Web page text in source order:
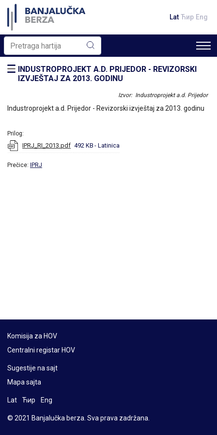
Lat Ћир Eng
INDUSTROPROJEKT A.D. PRIJEDOR - REVIZORSKI
IZVJEŠTAJ ZA 2013. GODINU
Izvor: Industroprojekt a.d. Prijedor
Industroprojekt a.d. Prijedor - Revizorski izvještaj za 2013. godinu
Prilog:
IPRJ_RI_2013.pdf 492 KB - Latinica
Prečice: IPRJ
Komisija za HOV
Centralni registar HOV
Sugestije na sajt
Mapa sajta
Lat Ћир Eng
© 2021 Banjalučka berza. Sva prava zadržana.